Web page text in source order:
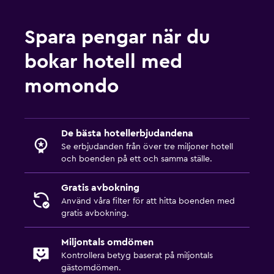
Övervakningskameror utanför boendet
Säkerhetsvakt dygnet runt
Delat lounge/TV-område
Kabel- eller satellit-TV
Tillgänglighet och lämplighet
Nås via hiss
Rökning förbjuden
Spara pengar när du
bokar hotell med
momondo
De bästa hotellerbjudandena
Se erbjudanden från över tre miljoner hotell
och boenden på ett och samma ställe.
Gratis avbokning
Använd våra filter för att hitta boenden med
gratis avbokning.
Miljontals omdömen
Kontrollera betyg baserat på miljontals
gästomdömen.